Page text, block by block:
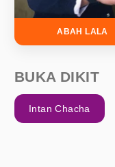
ABAH LALA
BUKA DIKIT
Intan Chacha